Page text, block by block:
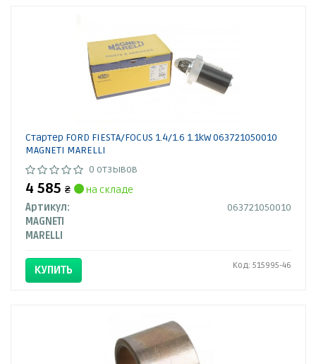
Стартер FORD FIESTA/FOCUS 1.4/1.6 1.1kW 063721050010
MAGNETI MARELLI
0 отзывов
4 585 ₴
на складе
Артикул:
063721050010
MAGNETI
MARELLI
КУПИТЬ Код: 515995-46